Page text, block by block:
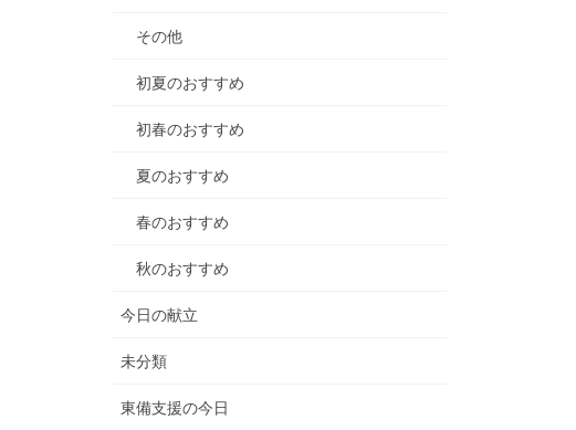
その他
初夏のおすすめ
初春のおすすめ
夏のおすすめ
春のおすすめ
秋のおすすめ
今日の献立
未分類
東備支援の今日